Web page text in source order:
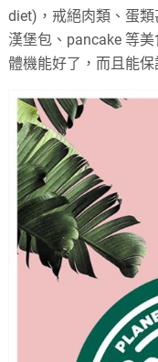
diet)，戒絕肉類、蛋
漢堡包、pancake 等
體機能好了，而且能